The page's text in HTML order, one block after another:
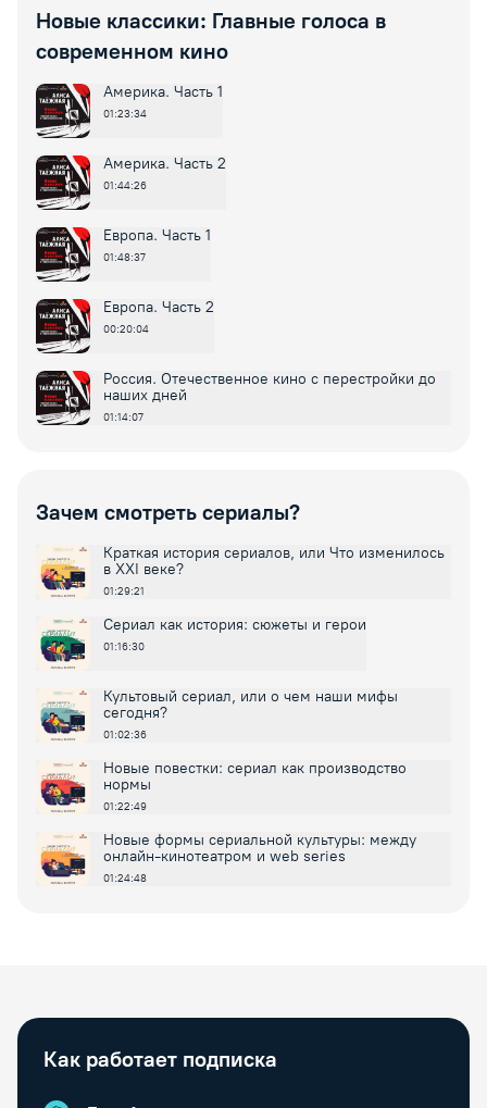
Новые классики: Главные голоса в
современном кино
Америка. Часть 1
01:23:34
Америка. Часть 2
01:44:26
Европа. Часть 1
01:48:37
Европа. Часть 2
00:20:04
Россия. Отечественное кино с перестройки до
наших дней
01:14:07
Зачем смотреть сериалы?
Краткая история сериалов, или Что изменилось
в XXI веке?
01:29:21
Сериал как история: сюжеты и герои
01:16:30
Культовый сериал, или о чем наши мифы
сегодня?
01:02:36
Новые повестки: сериал как производство
нормы
01:22:49
Новые формы сериальной культуры: между
онлайн-кинотеатром и web series
01:24:48
Как работает подписка